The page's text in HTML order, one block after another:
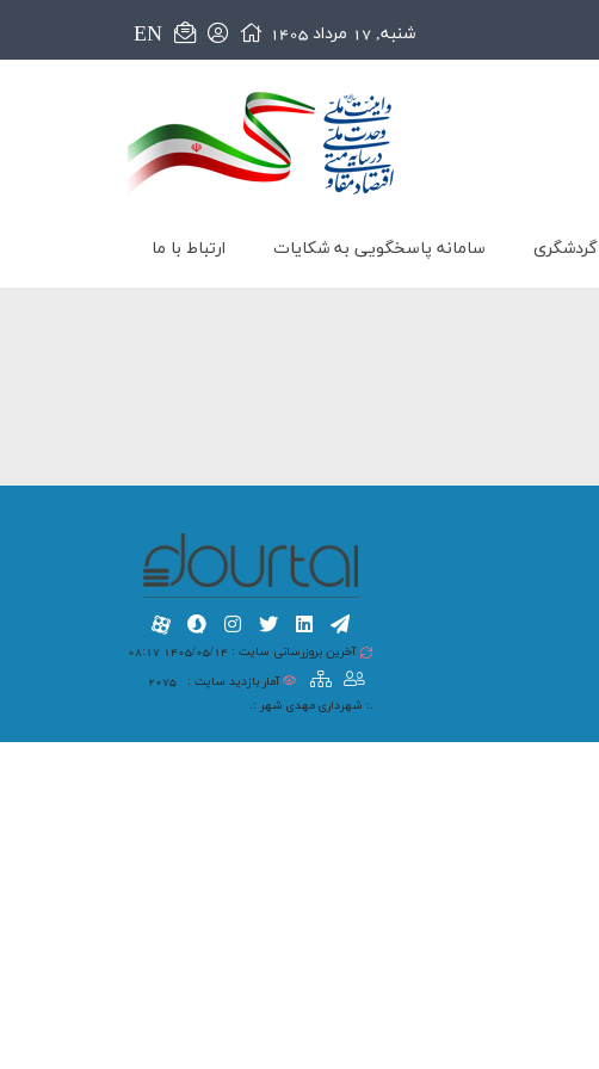
شنبه, 17 مرداد 1405 EN
گردشگری سامانه پاسخگویی به شکایات ارتباط با ما
آخرین بروزرسانی سایت : 1405/05/14 08:17
آمار بازدید سایت :
2075
.: شهرداری مهدی شهر :.